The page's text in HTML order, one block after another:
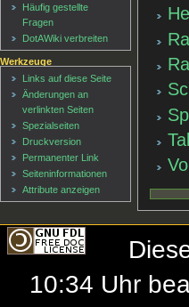
Häufig gestellte
Fragen
DotAWiki verbreiten
Werkzeuge
Links auf diese Seite
Änderungen an
verlinkten Seiten
Spezialseiten
Druckversion
Permanenter Link
Seiten­informationen
Attribute anzeigen
10:34 Uhr